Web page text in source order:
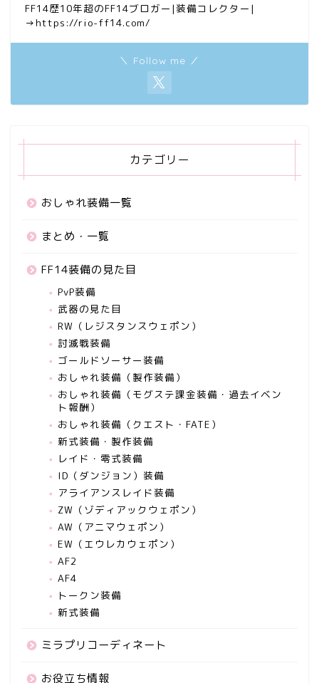
FF14歴10年超のFF14ブロガー|装備コレクター|
→https://rio-ff14.com/
＼ Follow me ／
カテゴリー
おしゃれ装備一覧
まとめ・一覧
FF14装備の見た目
PvP装備
武器の見た目
RW（レジスタンスウェポン）
討滅戦装備
ゴールドソーサー装備
おしゃれ装備（製作装備）
おしゃれ装備（モグステ課金装備・過去イベン
ト報酬）
おしゃれ装備（クエスト・FATE）
新式装備・製作装備
レイド・零式装備
ID（ダンジョン）装備
アライアンスレイド装備
ZW（ゾディアックウェポン）
AW（アニマウェポン）
EW（エウレカウェポン）
AF2
AF4
トークン装備
新式装備
ミラプリコーディネート
お役立ち情報